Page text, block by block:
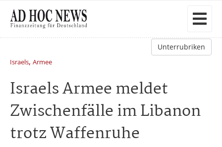
Unterrubriken
Israels, Armee
Israels Armee meldet
Zwischenfälle im Libanon
trotz Waffenruhe